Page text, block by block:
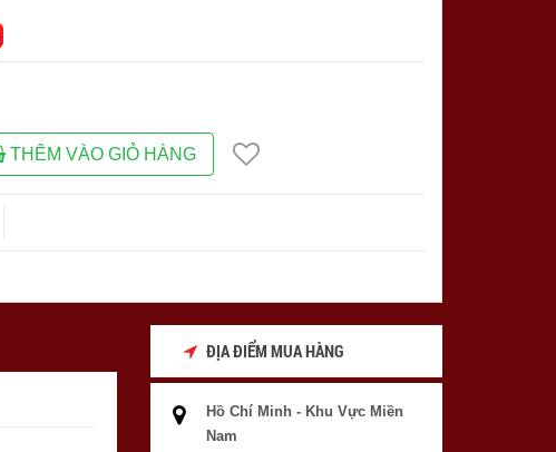
THÊM VÀO GIỎ HÀNG
ĐỊA ĐIỂM MUA HÀNG
Hồ Chí Minh - Khu Vực Miền
Nam